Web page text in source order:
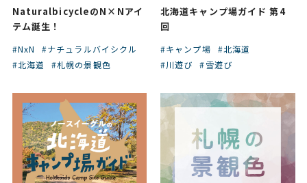
NaturalbicycleのN×Nアイ
テム誕生！
#NxN
#ナチュラルバイシクル
#北海道
#札幌の景観色
北海道キャンプ場ガイド 第4
回
#キャンプ場
#北海道
#川遊び
#雪遊び